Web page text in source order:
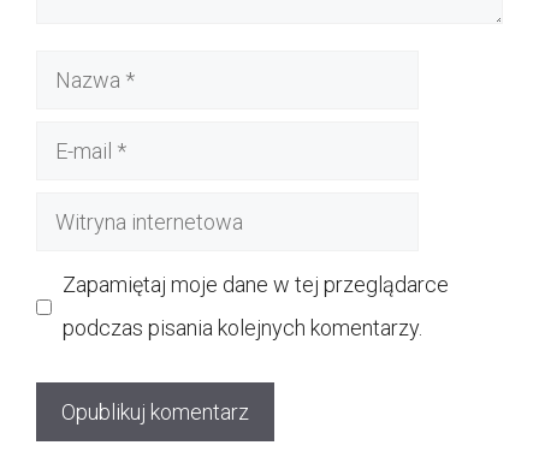
Nazwa
Witryna
Zapamiętaj moje dane w tej przeglądarce
podczas pisania kolejnych komentarzy.